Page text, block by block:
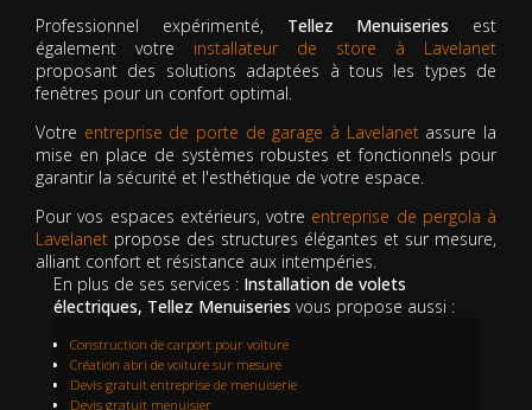
Professionnel expérimenté, Tellez Menuiseries est
également votre installateur de store à Lavelanet
proposant des solutions adaptées à tous les types de
fenêtres pour un confort optimal.
Votre entreprise de porte de garage à Lavelanetassure la
mise en place de systèmes robustes et fonctionnels pour
garantir la sécurité et l'esthétique de votre espace.
Pour vos espaces extérieurs, votre entreprise de pergola à
Lavelanet propose des structures élégantes et sur mesure,
alliant confort et résistance aux intempéries.
En plus de ses services : Installation de volets
électriques, Tellez Menuiseries vous propose aussi :
Construction de carport pour voiture
Création abri de voiture sur mesure
Devis gratuit entreprise de menuiserie
Devis gratuit menuisier